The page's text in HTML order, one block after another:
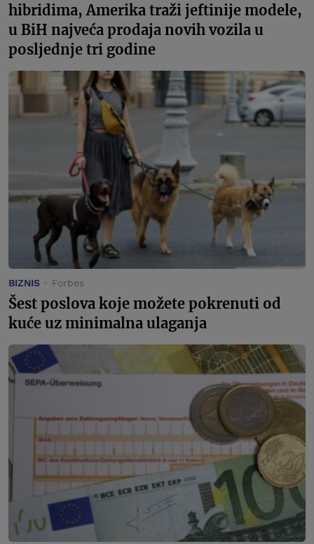
hibridima, Amerika traži jeftinije modele,
u BiH najveća prodaja novih vozila u
posljednje tri godine
BIZNIS Forbes
Šest poslova koje možete pokrenuti od
kuće uz minimalna ulaganja